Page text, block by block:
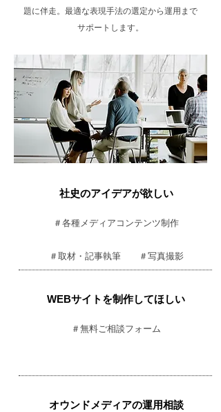
題に伴走。最適な表現手法の選定から運用まで
サポートします。
社史のアイデアが欲しい
＃各種メディアコンテンツ制作
＃取材・記事執筆 ＃写真撮影
WEBサイトを制作してほしい
＃無料ご相談フォーム
オウンドメディアの運用相談